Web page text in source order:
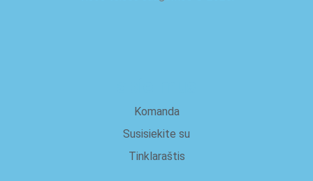
Komanda
Susisiekite su
Tinklaraštis